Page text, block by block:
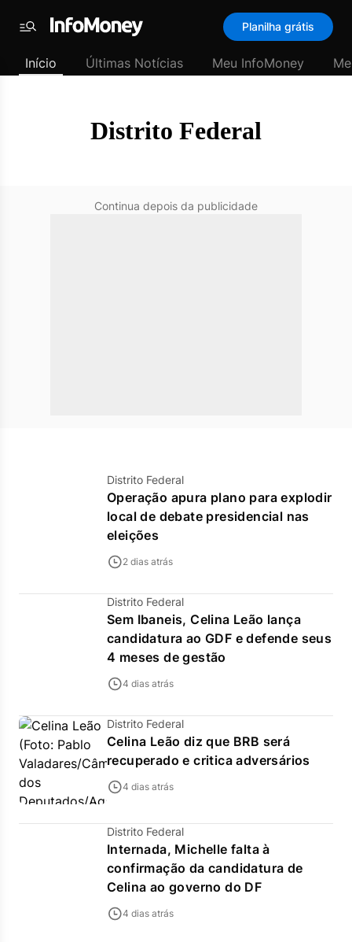
Padrão
Últimas
Menu
Planilha grátis
Início Últimas Notícias Meu InfoMoney
Distrito Federal
Continua depois da publicidade
Distrito Federal
Operação apura plano para explodir
local de debate presidencial nas
eleições
2 dias atrás
Distrito Federal
Sem Ibaneis, Celina Leão lança
candidatura ao GDF e defende seus
4 meses de gestão
4 dias atrás
Distrito Federal
Celina Leão diz que BRB será
recuperado e critica adversários
4 dias atrás
Distrito Federal
Internada, Michelle falta à
confirmação da candidatura de
Celina ao governo do DF
4 dias atrás